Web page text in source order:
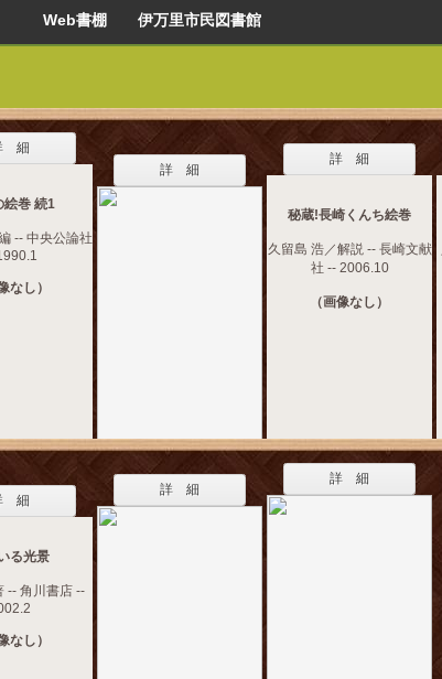
Web書棚 伊万里市民図書館
細
絵巻 続1
-- 中央公論社
なし）
詳 細
詳 細
秘蔵!長崎くんち絵巻
久留島 浩／解説 -- 長崎文献
社 -- 2006.10
（画像なし）
細
る光景
-- 角川書店 --
なし）
詳 細
詳 細